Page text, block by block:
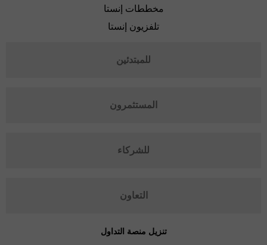
مخططات إنستا
تلفزيون إنستا
للمبتدئين
المستثمرون
للشركاء
التعاون
تنزيل منصة التداول